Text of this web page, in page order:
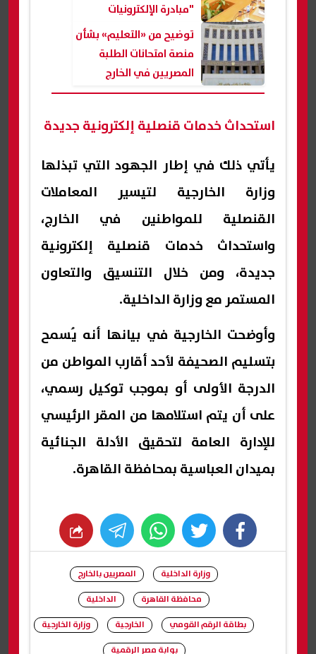
"مبادرة الإلكترونيات
الدائرية في مصر"
توضيح من «التعليم» بشأن
منصة امتحانات الطلبة
المصريين في الخارج
استحداث خدمات قنصلية إلكترونية جديدة
يأتي ذلك في إطار الجهود التي تبذلها
وزارة الخارجية لتيسير المعاملات
القنصلية للمواطنين في الخارج،
واستحداث خدمات قنصلية إلكترونية
جديدة، ومن خلال التنسيق والتعاون
المستمر مع وزارة الداخلية.
وأوضحت الخارجية في بيانها أنه يُسمح
بتسليم الصحيفة لأحد أقارب المواطن من
الدرجة الأولى أو بموجب توكيل رسمي،
على أن يتم استلامها من المقر الرئيسي
للإدارة العامة لتحقيق الأدلة الجنائية
بميدان العباسية بمحافظة القاهرة.
facebook
twitter
whats
وزارة الداخلية
المصريين بالخارج
محافظة القاهرة
الداخلية
بطاقة الرقم القومي
الخارجية
وزارة الخارجية
بوابة مصر الرقمية